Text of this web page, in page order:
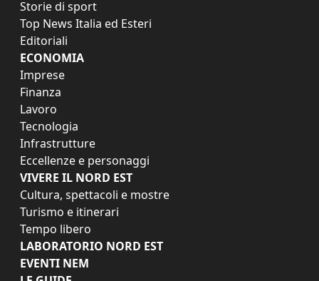
Storie di sport
Top News Italia ed Esteri
Editoriali
ECONOMIA
Imprese
Finanza
Lavoro
Tecnologia
Infrastrutture
Eccellenze e personaggi
VIVERE IL NORD EST
Cultura, spettacoli e mostre
Turismo e itinerari
Tempo libero
LABORATORIO NORD EST
EVENTI NEM